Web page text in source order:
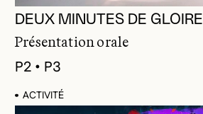
DEUX MINUTES DE GLOIRE
Présentation orale
P2 • P3
ACTIVITÉ